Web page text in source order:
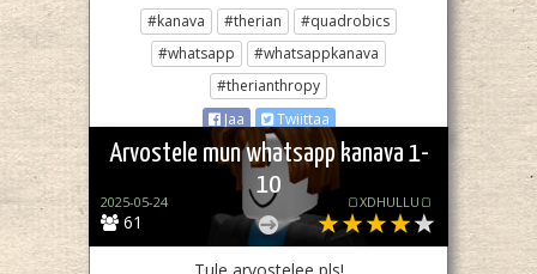
#kanava #therian
#quadrobics
#whatsapp
#whatsappkanava
#therianthropy
Jaa
Twiittaa
Arvostele mun whatsapp kanava 1-
10
61
2025-05-24 🍞XDHULLU🍞